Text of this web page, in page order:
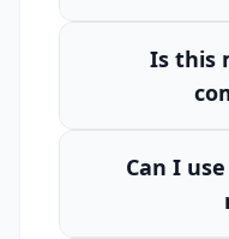
Is this
Can I